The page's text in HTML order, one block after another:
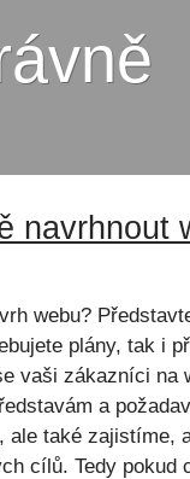
navrhnout
webu?
plány, tak i
vaši zákazníci na
a
ale také zajistíme,
cílů. Tedy pokud